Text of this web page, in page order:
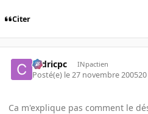
Citer
cedricpc INpactien
Posté(e) le 27 novembre 200520
Ca m'explique pas comment le